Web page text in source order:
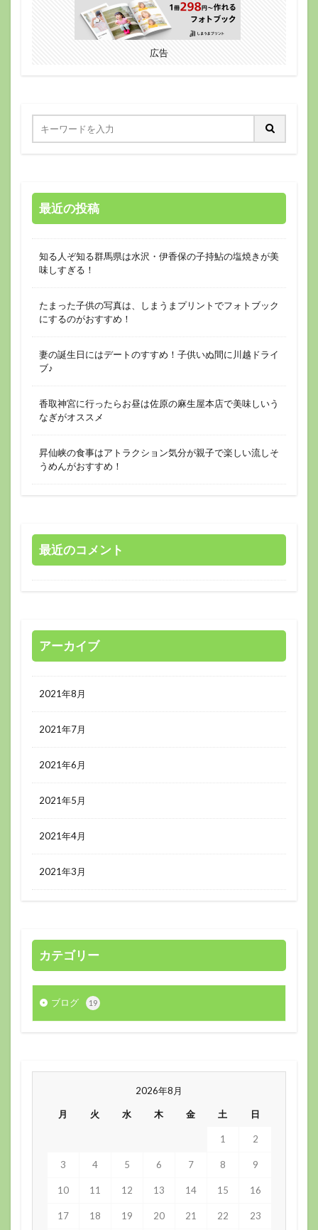
広告
最近の投稿
知る人ぞ知る群馬県は水沢・伊香保の子持鮎の塩焼きが美
味しすぎる！
たまった子供の写真は、しまうまプリントでフォトブック
にするのがおすすめ！
妻の誕生日にはデートのすすめ！子供いぬ間に川越ドライ
ブ♪
香取神宮に行ったらお昼は佐原の麻生屋本店で美味しいう
なぎがオススメ
昇仙峡の食事はアトラクション気分が親子で楽しい流しそ
うめんがおすすめ！
最近のコメント
アーカイブ
2021年8月
2021年7月
2021年6月
2021年5月
2021年4月
2021年3月
カテゴリー
ブログ 19
2026年8月
月 火 水 木 金 土 日
1 2
3 4 5 6 7 8 9
10 11 12 13 14 15 16
17 18 19 20 21 22 23